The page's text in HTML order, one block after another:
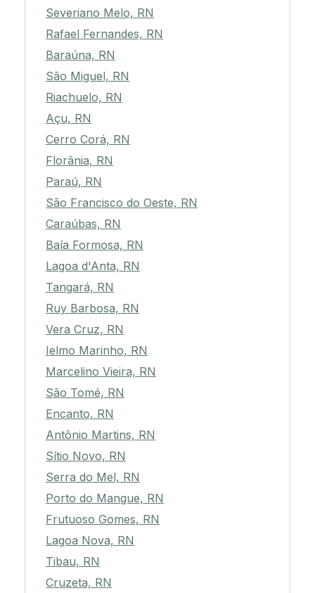
Severiano Melo, RN
Rafael Fernandes, RN
Baraúna, RN
São Miguel, RN
Riachuelo, RN
Açu, RN
Cerro Corá, RN
Florânia, RN
Paraú, RN
São Francisco do Oeste, RN
Caraúbas, RN
Baía Formosa, RN
Lagoa d'Anta, RN
Tangará, RN
Ruy Barbosa, RN
Vera Cruz, RN
Ielmo Marinho, RN
Marcelino Vieira, RN
São Tomé, RN
Encanto, RN
Antônio Martins, RN
Sítio Novo, RN
Serra do Mel, RN
Porto do Mangue, RN
Frutuoso Gomes, RN
Lagoa Nova, RN
Tibau, RN
Cruzeta, RN